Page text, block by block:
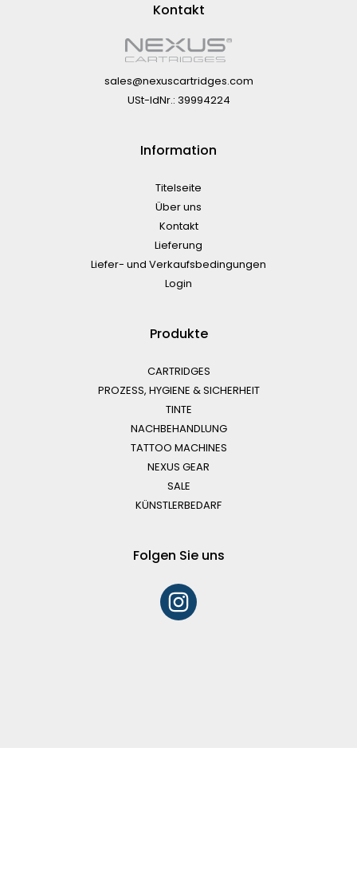
Kontakt
sales@nexuscartridges.com
USt-IdNr.: 39994224
Information
Titelseite
Über uns
Kontakt
Lieferung
Liefer- und Verkaufsbedingungen
Login
Produkte
CARTRIDGES
PROZESS, HYGIENE & SICHERHEIT
TINTE
NACHBEHANDLUNG
TATTOO MACHINES
NEXUS GEAR
SALE
KÜNSTLERBEDARF
Folgen Sie uns